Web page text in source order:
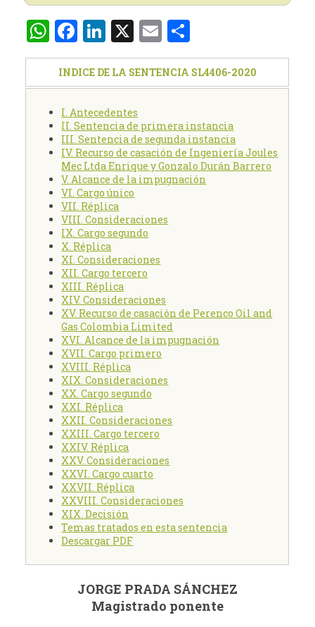
WhatsApp
Facebook
LinkedIn
X Email
INDICE DE LA SENTENCIA SL4406-2020
I. Antecedentes
II. Sentencia de primera instancia
III. Sentencia de segunda instancia
IV. Recurso de casación de Ingeniería Joules
Mec Ltda Enrique y Gonzalo Durán Barrero
V. Alcance de la impugnación
VI. Cargo único
VII. Réplica
VIII. Consideraciones
IX. Cargo segundo
X. Réplica
XI. Consideraciones
XII. Cargo tercero
XIII. Réplica
XIV. Consideraciones
XV. Recurso de casación de Perenco Oil and
Gas Colombia Limited
XVI. Alcance de la impugnación
XVII. Cargo primero
XVIII. Réplica
XIX. Consideraciones
XX. Cargo segundo
XXI. Réplica
XXII. Consideraciones
XXIII. Cargo tercero
XXIV. Réplica
XXV. Consideraciones
XXVI. Cargo cuarto
XXVII. Réplica
XXVIII. Consideraciones
XIX. Decisión
Temas tratados en esta sentencia
Descargar PDF
JORGE PRADA SÁNCHEZ
Magistrado ponente